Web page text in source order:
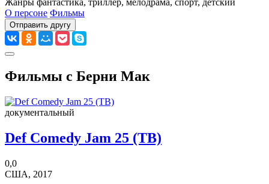
О персоне Фильмы
Отправить другу
Фильмы с Берни Мак
документальный
Def Comedy Jam 25 (ТВ)
0,0
США, 2017